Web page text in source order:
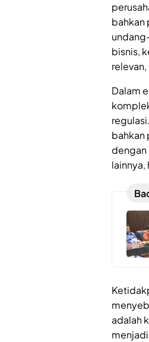
bahkan
bisnis,
Dalam
bahkan
dengan
lainnya,
adalah